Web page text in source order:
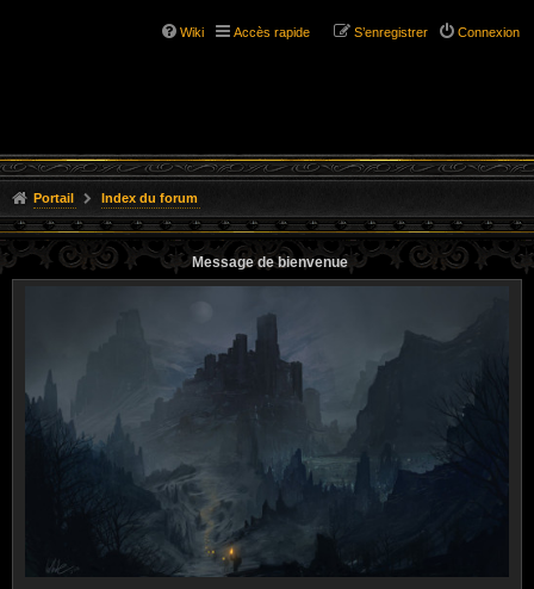
Wiki Accès rapide Connexion
S’enregistrer
Portail Index du forum
Message de bienvenue